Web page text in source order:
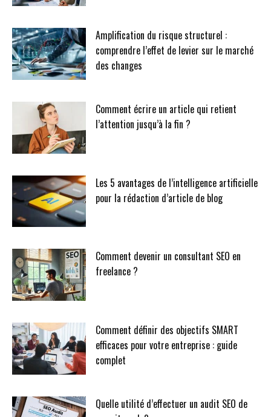
Amplification du risque structurel :
comprendre l’effet de levier sur le marché
des changes
Comment écrire un article qui retient
l’attention jusqu’à la fin ?
Les 5 avantages de l’intelligence artificielle
pour la rédaction d’article de blog
Comment devenir un consultant SEO en
freelance ?
Comment définir des objectifs SMART
efficaces pour votre entreprise : guide
complet
Quelle utilité d’effectuer un audit SEO de